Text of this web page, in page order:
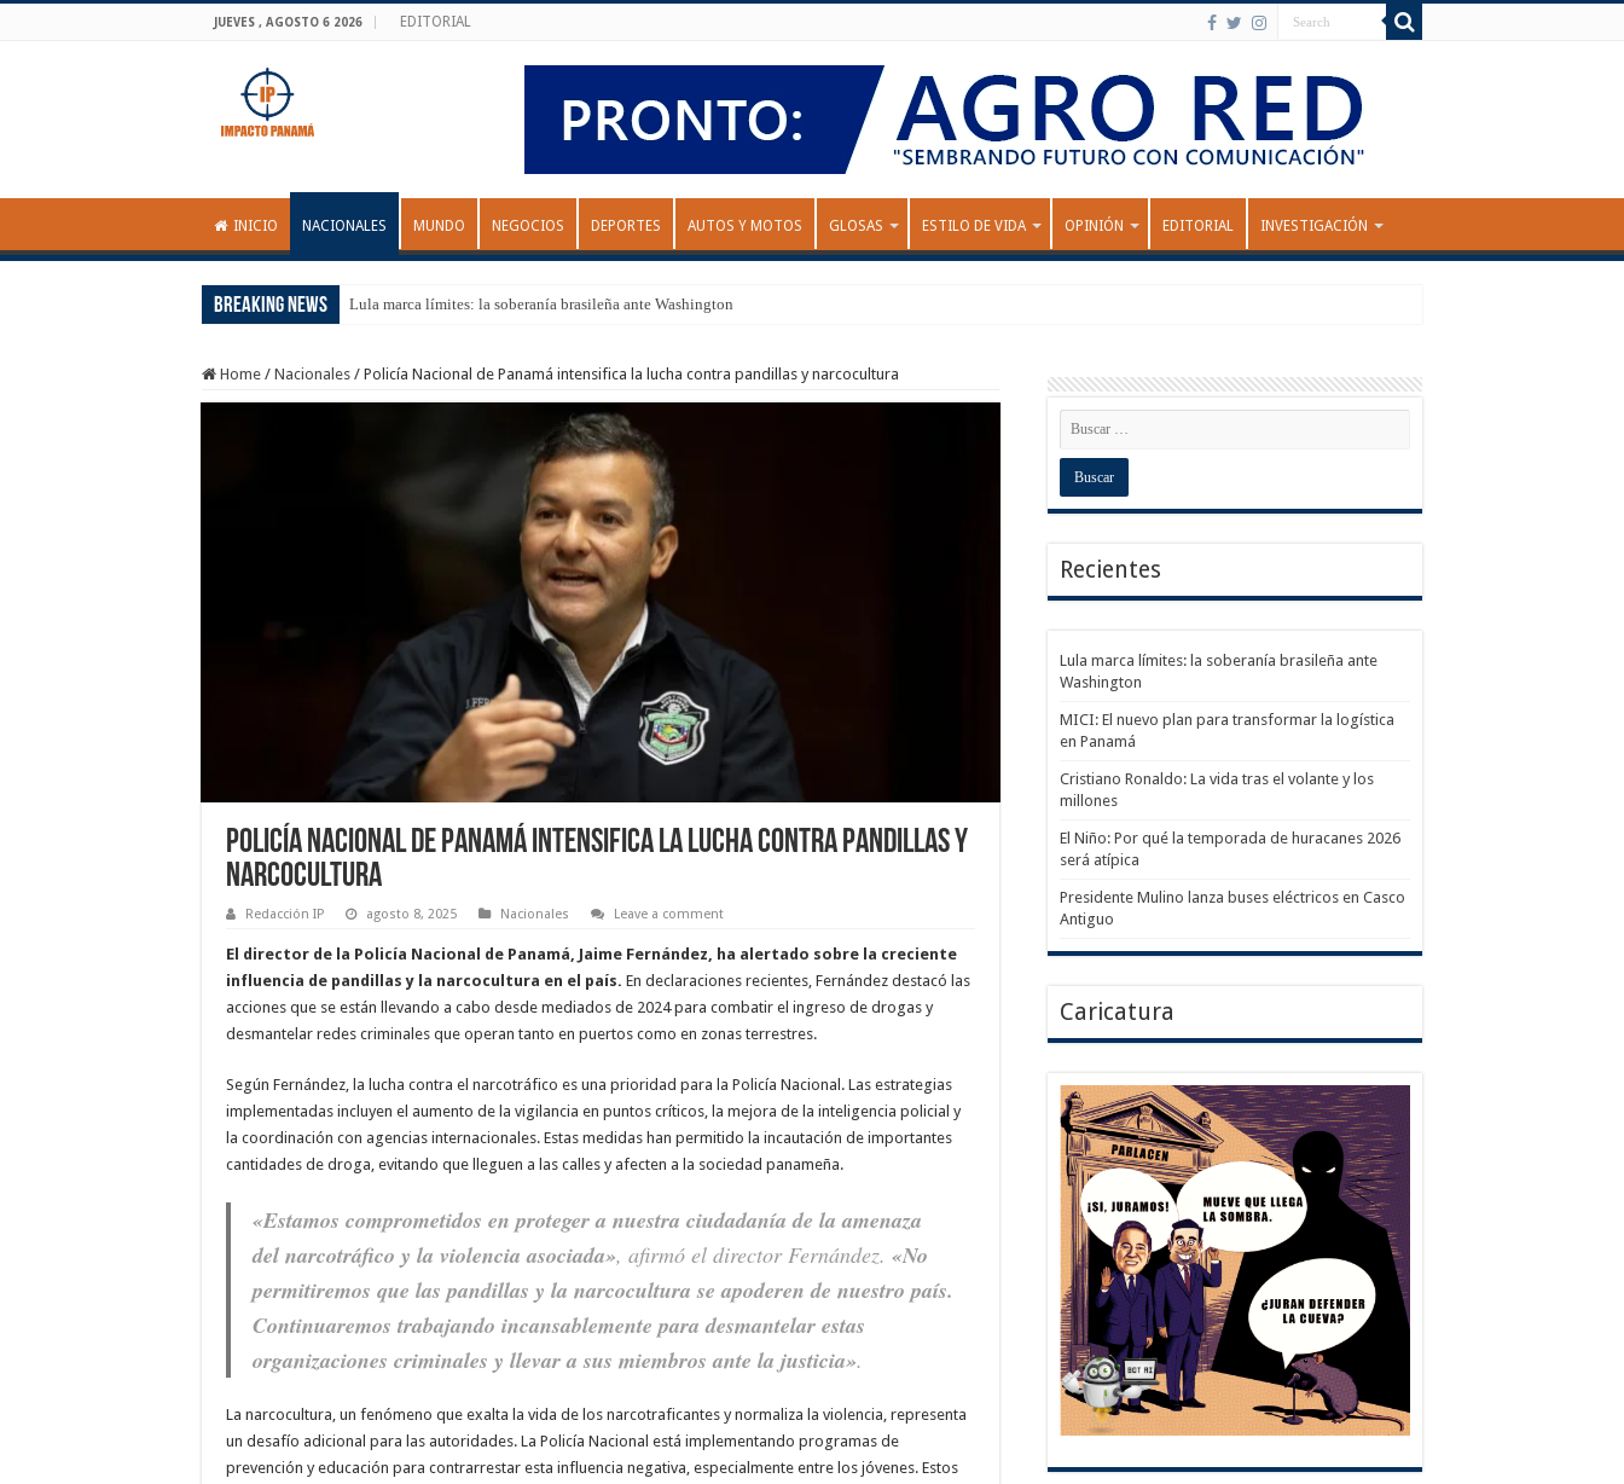
JUEVES , AGOSTO 6 2026 EDITORIAL
INICIO NACIONALES MUNDO NEGOCIOS DEPORTES AUTOS Y MOTOS GLOSAS ESTILO DE VIDA OPINIÓN EDITORIAL INVESTIGACIÓN
Breaking News Lula marca límites: la soberanía brasileña ante Washington
Home / Nacionales / Policía Nacional de Panamá intensifica la lucha contra pandillas y narcocultura
Policía Nacional de Panamá intensifica la lucha contra pandillas y
narcocultura
Redacción IP agosto 8, 2025 Nacionales Leave a comment
El director de la Policía Nacional de Panamá, Jaime Fernández, ha alertado sobre la creciente
influencia de pandillas y la narcocultura en el país. En declaraciones recientes, Fernández destacó las
acciones que se están llevando a cabo desde mediados de 2024 para combatir el ingreso de drogas y
desmantelar redes criminales que operan tanto en puertos como en zonas terrestres.
Según Fernández, la lucha contra el narcotráfico es una prioridad para la Policía Nacional. Las estrategias
implementadas incluyen el aumento de la vigilancia en puntos críticos, la mejora de la inteligencia policial y
la coordinación con agencias internacionales. Estas medidas han permitido la incautación de importantes
cantidades de droga, evitando que lleguen a las calles y afecten a la sociedad panameña.
«Estamos comprometidos en proteger a nuestra ciudadanía de la amenaza
del narcotráfico y la violencia asociada», afirmó el director Fernández. «No
permitiremos que las pandillas y la narcocultura se apoderen de nuestro país.
Continuaremos trabajando incansablemente para desmantelar estas
organizaciones criminales y llevar a sus miembros ante la justicia».
La narcocultura, un fenómeno que exalta la vida de los narcotraficantes y normaliza la violencia, representa
un desafío adicional para las autoridades. La Policía Nacional está implementando programas de
prevención y educación para contrarrestar esta influencia negativa, especialmente entre los jóvenes. Estos
Recientes
Lula marca límites: la soberanía brasileña ante
Washington
MICI: El nuevo plan para transformar la logística
en Panamá
Cristiano Ronaldo: La vida tras el volante y los
millones
El Niño: Por qué la temporada de huracanes 2026
será atípica
Presidente Mulino lanza buses eléctricos en Casco
Antiguo
Caricatura